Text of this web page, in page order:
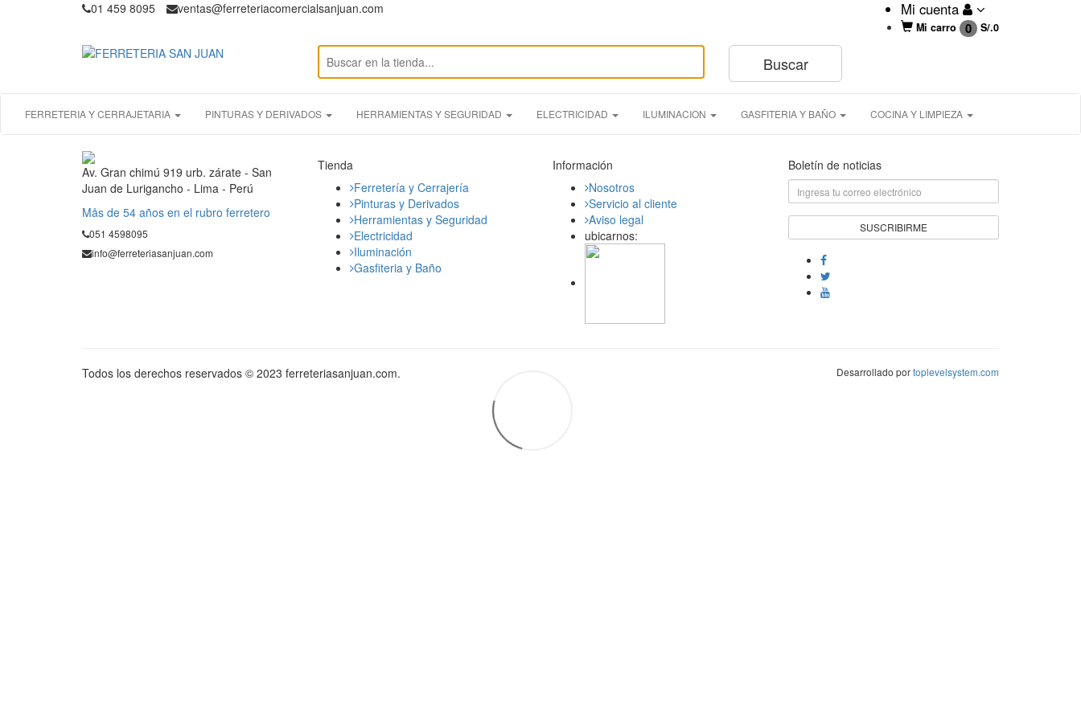
01 459 8095 ventas@ferreteriacomercialsanjuan.com Mi cuenta
Mi carro 0 S/.0
FERRETERIA Y CERRAJETARIA PINTURAS Y DERIVADOS HERRAMIENTAS Y SEGURIDAD ELECTRICIDAD ILUMINACION GASFITERIA Y BAÑO COCINA Y LIMPIEZA
Av. Gran chimú 919 urb. zárate - San
Juan de Lurigancho - Lima - Perú
Mås de 54 años en el rubro ferretero
051 4598095
info@ferreteriasanjuan.com
Tienda
Ferretería y Cerrajería
Pinturas y Derivados
Herramientas y Seguridad
Electricidad
Iluminación
Gasfiteria y Baño
Información
Nosotros
Servicio al cliente
Aviso legal
ubicarnos:
Boletín de noticias
Todos los derechos reservados © 2023 ferreteriasanjuan.com. Desarrollado portoplevelsystem.com